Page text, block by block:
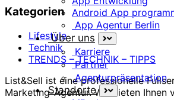
Android App
App Agentur Berlin
Über uns
Karriere
Partner
Agenturpräsentation
Standorte
Kategorien
Lifestyle
Technik
TRENDS – TECHNIK – TIPPS
List&Sell ist eine professionelle
Marketing-Agentur. Wir bieten Ihnen